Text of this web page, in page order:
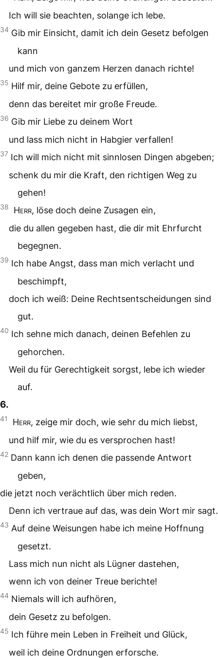
Ich will sie beachten, solange ich lebe.
34 Gib mir Einsicht, damit ich dein Gesetz befolgen
kann
und mich von ganzem Herzen danach richte!
35 Hilf mir, deine Gebote zu erfüllen,
denn das bereitet mir große Freude.
36 Gib mir Liebe zu deinem Wort
und lass mich nicht in Habgier verfallen!
37 Ich will mich nicht mit sinnlosen Dingen abgeben;
schenk du mir die Kraft, den richtigen Weg zu
gehen!
38 Herr, löse doch deine Zusagen ein,
die du allen gegeben hast, die dir mit Ehrfurcht
begegnen.
39 Ich habe Angst, dass man mich verlacht und
beschimpft,
doch ich weiß: Deine Rechtsentscheidungen sind
gut.
40 Ich sehne mich danach, deinen Befehlen zu
gehorchen.
Weil du für Gerechtigkeit sorgst, lebe ich wieder
auf.
6.
41 Herr, zeige mir doch, wie sehr du mich liebst,
und hilf mir, wie du es versprochen hast!
42 Dann kann ich denen die passende Antwort
geben,
die jetzt noch verächtlich über mich reden.
Denn ich vertraue auf das, was dein Wort mir sagt.
43 Auf deine Weisungen habe ich meine Hoffnung
gesetzt.
Lass mich nun nicht als Lügner dastehen,
wenn ich von deiner Treue berichte!
44 Niemals will ich aufhören,
dein Gesetz zu befolgen.
45 Ich führe mein Leben in Freiheit und Glück,
weil ich deine Ordnungen erforsche.